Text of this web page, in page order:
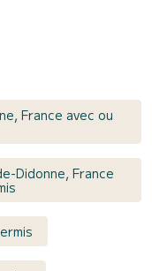
France avec ou
Didonne, France